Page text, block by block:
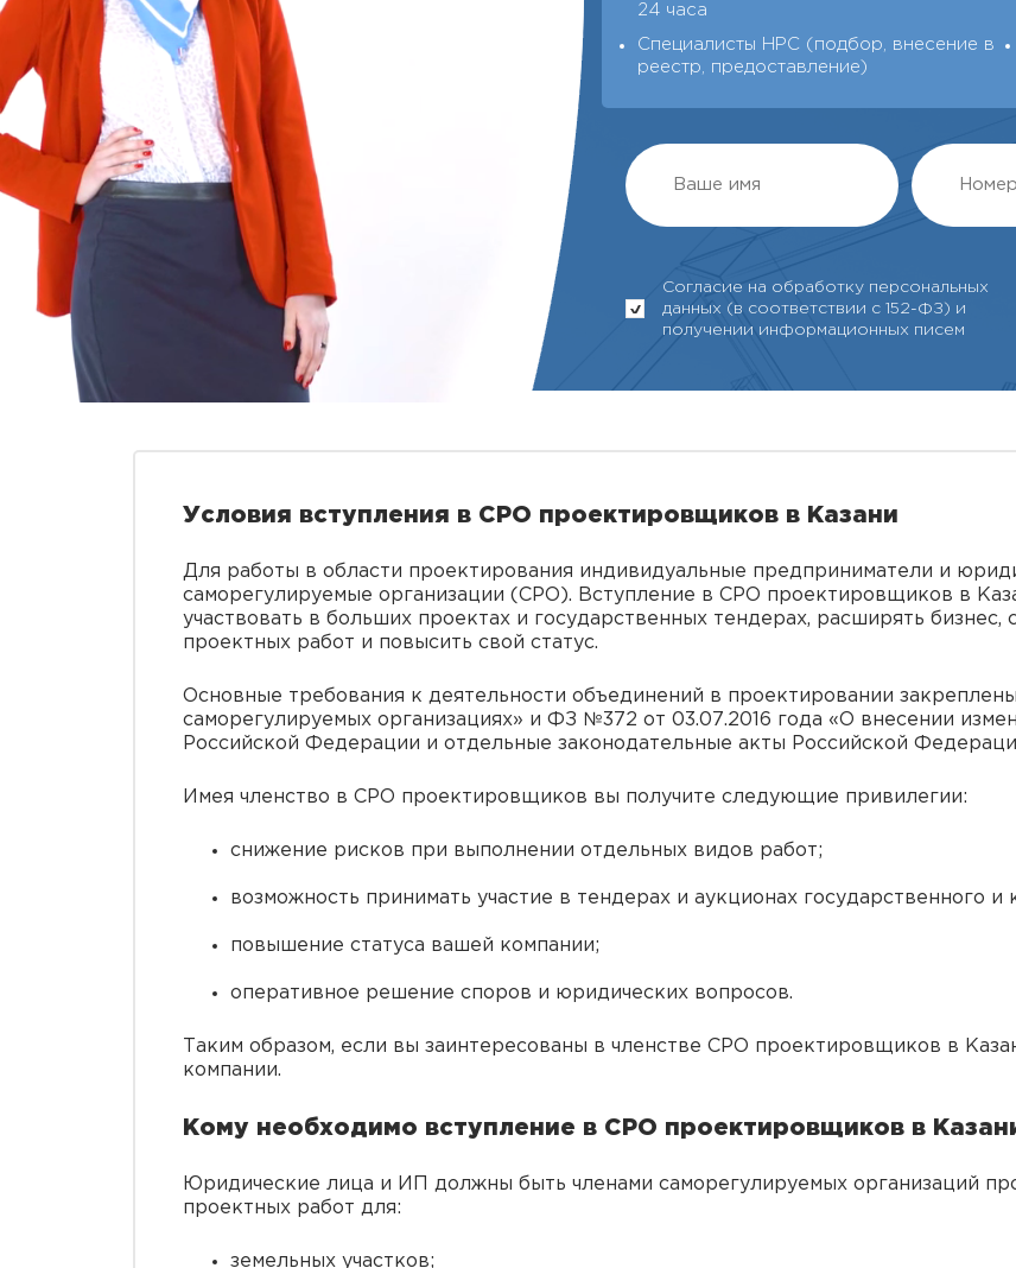
24 часа
Специалисты НРС (подбор, внесение в
реестр, предоставление)
Согласие на обработку персональных
данных (в соответствии с 152-ФЗ) и
получении информационных писем
Условия вступления в СРО проектировщиков в Казани
Для работы в области проектирования индивидуальные предприниматели и
саморегулируемые организации (СРО). Вступление в СРО проектировщиков в
участвовать в больших проектах и государственных тендерах, расширять бизнес,
проектных работ и повысить свой статус.
Основные требования к деятельности объединений в проектировании
саморегулируемых организациях» и ФЗ №372 от 03.07.2016 года «О внесении
Российской Федерации и отдельные законодательные акты Российской
Имея членство в СРО проектировщиков вы получите следующие привилегии:
снижение рисков при выполнении отдельных видов работ;
возможность принимать участие в тендерах и аукционах государственного и
повышение статуса вашей компании;
оперативное решение споров и юридических вопросов.
Таким образом, если вы заинтересованы в членстве СРО проектировщиков в
компании.
Кому необходимо вступление в СРО проектировщиков в
Юридические лица и ИП должны быть членами саморегулируемых организаций
проектных работ для:
земельных участков;